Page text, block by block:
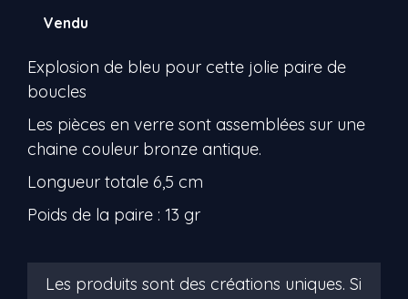
Vendu
Explosion de bleu pour cette jolie paire de
boucles
Les pièces en verre sont assemblées sur une
chaine couleur bronze antique.
Longueur totale 6,5 cm
Poids de la paire : 13 gr